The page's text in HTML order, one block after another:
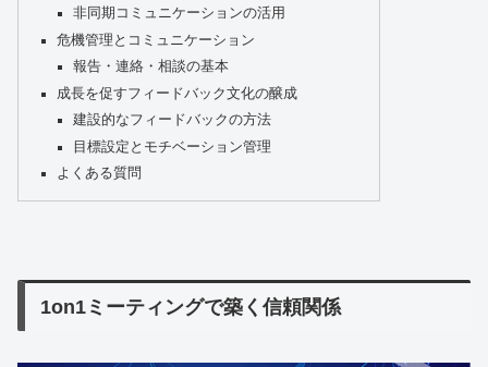
非同期コミュニケーションの活用
危機管理とコミュニケーション
報告・連絡・相談の基本
成長を促すフィードバック文化の醸成
建設的なフィードバックの方法
目標設定とモチベーション管理
よくある質問
1on1ミーティングで築く信頼関係